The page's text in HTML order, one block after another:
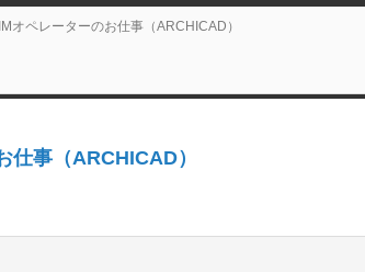
オペレーターのお仕事（ARCHICAD）
仕事（ARCHICAD）